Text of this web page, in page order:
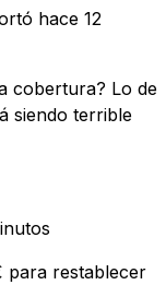
hace 12
cobertura? Lo de
siendo terrible
para restablecer